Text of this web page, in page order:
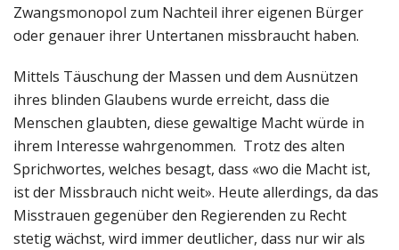
Zwangsmonopol zum Nachteil ihrer eigenen Bürger
oder genauer ihrer Untertanen missbraucht haben.
Mittels Täuschung der Massen und dem Ausnützen
ihres blinden Glaubens wurde erreicht, dass die
Menschen glaubten, diese gewaltige Macht würde in
ihrem Interesse wahrgenommen. Trotz des alten
Sprichwortes, welches besagt, dass «wo die Macht ist,
ist der Missbrauch nicht weit». Heute allerdings, da das
Misstrauen gegenüber den Regierenden zu Recht
stetig wächst, wird immer deutlicher, dass nur wir als